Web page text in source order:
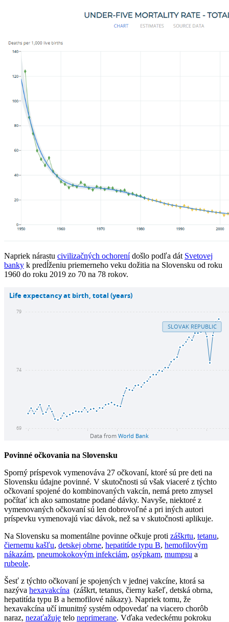
Napriek nárastu civilizačných ochorenídošlo podľa dát Svetovej
banky k predĺženiu priemerneho veku dožitia na Slovensku od roku
1960 do roku 2019 zo 70 na 78 rokov.
Povinné očkovania na Slovensku
Sporný príspevok vymenováva 27 očkovaní, ktoré sú pre deti na
Slovensku údajne povinné. V skutočnosti sú však viaceré z týchto
očkovaní spojené do kombinovaných vakcín, nemá preto zmysel
počítať ich ako samostatne podané dávky. Navyše, niektoré z
vymenovaných očkovaní sú len dobrovoľné a pri iných autori
príspevku vymenovajú viac dávok, než sa v skutočnosti aplikuje.
Na Slovensku sa momentálne povinne očkuje proti záškrtu, tetanu,
čiernemu kašľu, detskej obrne, hepatitíde typu B, hemofilovým
nákazám, pneumokokovým infekciám, osýpkam, mumpsu a
rubeole.
Šesť z týchto očkovaní je spojených v jednej vakcíne, ktorá sa
nazýva hexavakcína (záškrt, tetanus, čierny kašeľ, detská obrna,
hepatitída typu B a hemofilové nákazy). Napriek tomu, že
hexavakcína učí imunitný systém odpovedať na viacero chorôb
naraz, nezaťažuje telo neprimerane. Vďaka vedeckému pokroku